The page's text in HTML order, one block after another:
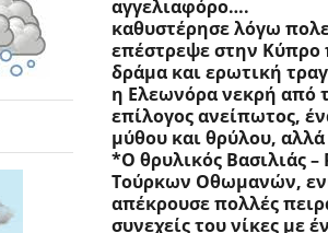
αγγελιαφόρο….
καθυστέρησε λόγω
επέστρεψε στην Κύπρο
δράμα και ερωτική
η Ελεωνόρα νεκρή από
επίλογος ανείπωτος,
μύθου και θρύλου,
*Ο θρυλικός Βασιλιάς
Τούρκων Οθωμανών,
απέκρουσε πολλές
συνεχείς του νίκες με